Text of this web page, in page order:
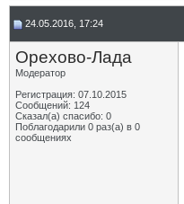
24.05.2016, 17:24
Орехово-Лада
Модератор
Регистрация: 07.10.2015
Сообщений: 124
Сказал(а) спасибо: 0
Поблагодарили 0 раз(а) в 0
сообщениях